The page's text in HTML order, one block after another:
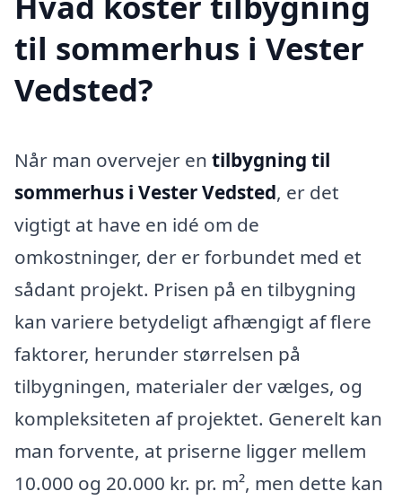
til sommerhus i Vester
Vedsted?
Når man overvejer en tilbygning til
sommerhus i Vester Vedsted, er det
vigtigt at have en idé om de
omkostninger, der er forbundet med et
sådant projekt. Prisen på en tilbygning
kan variere betydeligt afhængigt af flere
faktorer, herunder størrelsen på
tilbygningen, materialer der vælges, og
kompleksiteten af projektet. Generelt kan
man forvente, at priserne ligger mellem
10.000 og 20.000 kr. pr. m², men dette kan